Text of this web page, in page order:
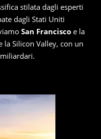
stilata dagli esperti
dagli Stati Uniti
San Francisco e la
la Silicon Valley, con un